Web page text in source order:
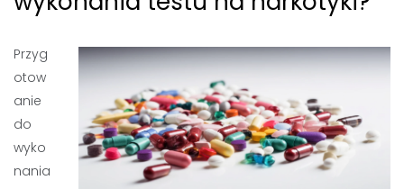
Przyg
otow
anie
do
wyko
nania